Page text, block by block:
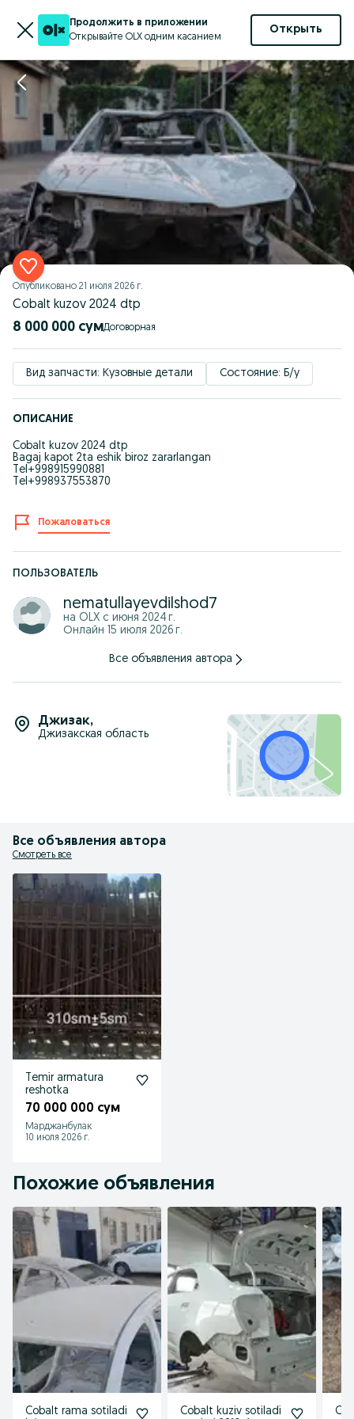
Продолжить в приложении
Открывайте OLX одним касанием
Открыть
Опубликовано 21 июля 2026 г.
Cobalt kuzov 2024 dtp
8 000 000 сум Договорная
Вид запчасти: Кузовные детали Состояние: Б/у
ОПИСАНИЕ
Cobalt kuzov 2024 dtp
Bagaj kapot 2ta eshik biroz zararlangan
Tel+998915990881
Tel+998937553870
Пожаловаться
ПОЛЬЗОВАТЕЛЬ
nematullayevdilshod7
на OLX с июня 2024 г.
Онлайн 15 июля 2026 г.
Все объявления автора
Джизак,
Джизакская область
Все объявления автора
Смотреть все
Temir armatura
reshotka
70 000 000 сум
Марджанбулак
10 июля 2026 г.
Похожие объявления
Cobalt rama sotiladi
Cobalt kuziv sotiladi